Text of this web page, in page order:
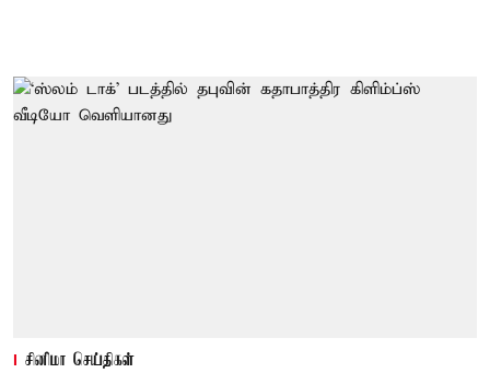
சினிமா செய்திகள்